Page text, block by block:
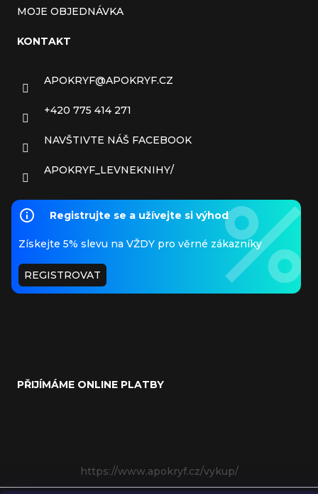
MOJE OBJEDNÁVKA
KONTAKT
APOKRYF@APOKRYF.CZ
+420 775 414 271
NAVŠTIVTE NÁŠ FACEBOOK
APOKRYF_LEVNEKNIHY/
Registrujte se a užívejte si výhod
Získejte 5% slevu na VŽDY pro věrné zákazníky
REGISTROVAT
PŘIJÍMÁME ONLINE PLATBY
https://www.apokryf.cz/vykup/